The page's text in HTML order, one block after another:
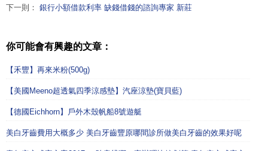
下一則： 銀行小額借款利率 缺錢借錢的諮詢專家 新莊
你可能會有興趣的文章：
【禾豐】再來米粉(500g)
【美國Meeno超透氣四季涼感墊】汽座涼墊(寶貝藍)
【德國Eichhorn】戶外木殼帆船8號遊艇
美白牙齒費用大概多少 美白牙齒豐原哪間診所做美白牙齒的效果好呢